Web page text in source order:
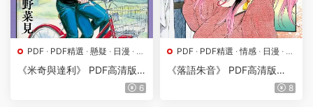
PDF · PDF精選 · 懸疑 · 日漫 · 格
式分類
漫畫屬地
《米奇與達利》 PDF高清版
6
PDF · PDF精選 ·情感 · 日漫 · 格
式分類
漫畫屬地 熱血
《落語朱音》 PDF高清版
8